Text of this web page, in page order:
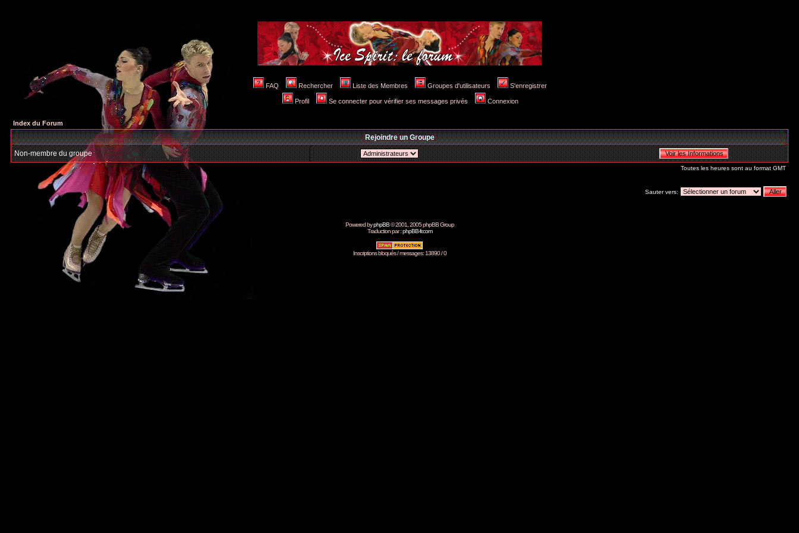
FAQ Rechercher Liste des Membres Groupes d'utilisateurs S'enregistrer
Profil Se connecter pour vérifier ses messages privés Connexion
Index du Forum
Rejoindre un Groupe
Non-membre du groupe
Toutes les heures sont au format GMT
Sauter vers:
Powered byphpBB© 2001, 2005 phpBB Group
Traduction par :phpBB-fr.com
Inscriptions bloqués / messages: 13890 / 0